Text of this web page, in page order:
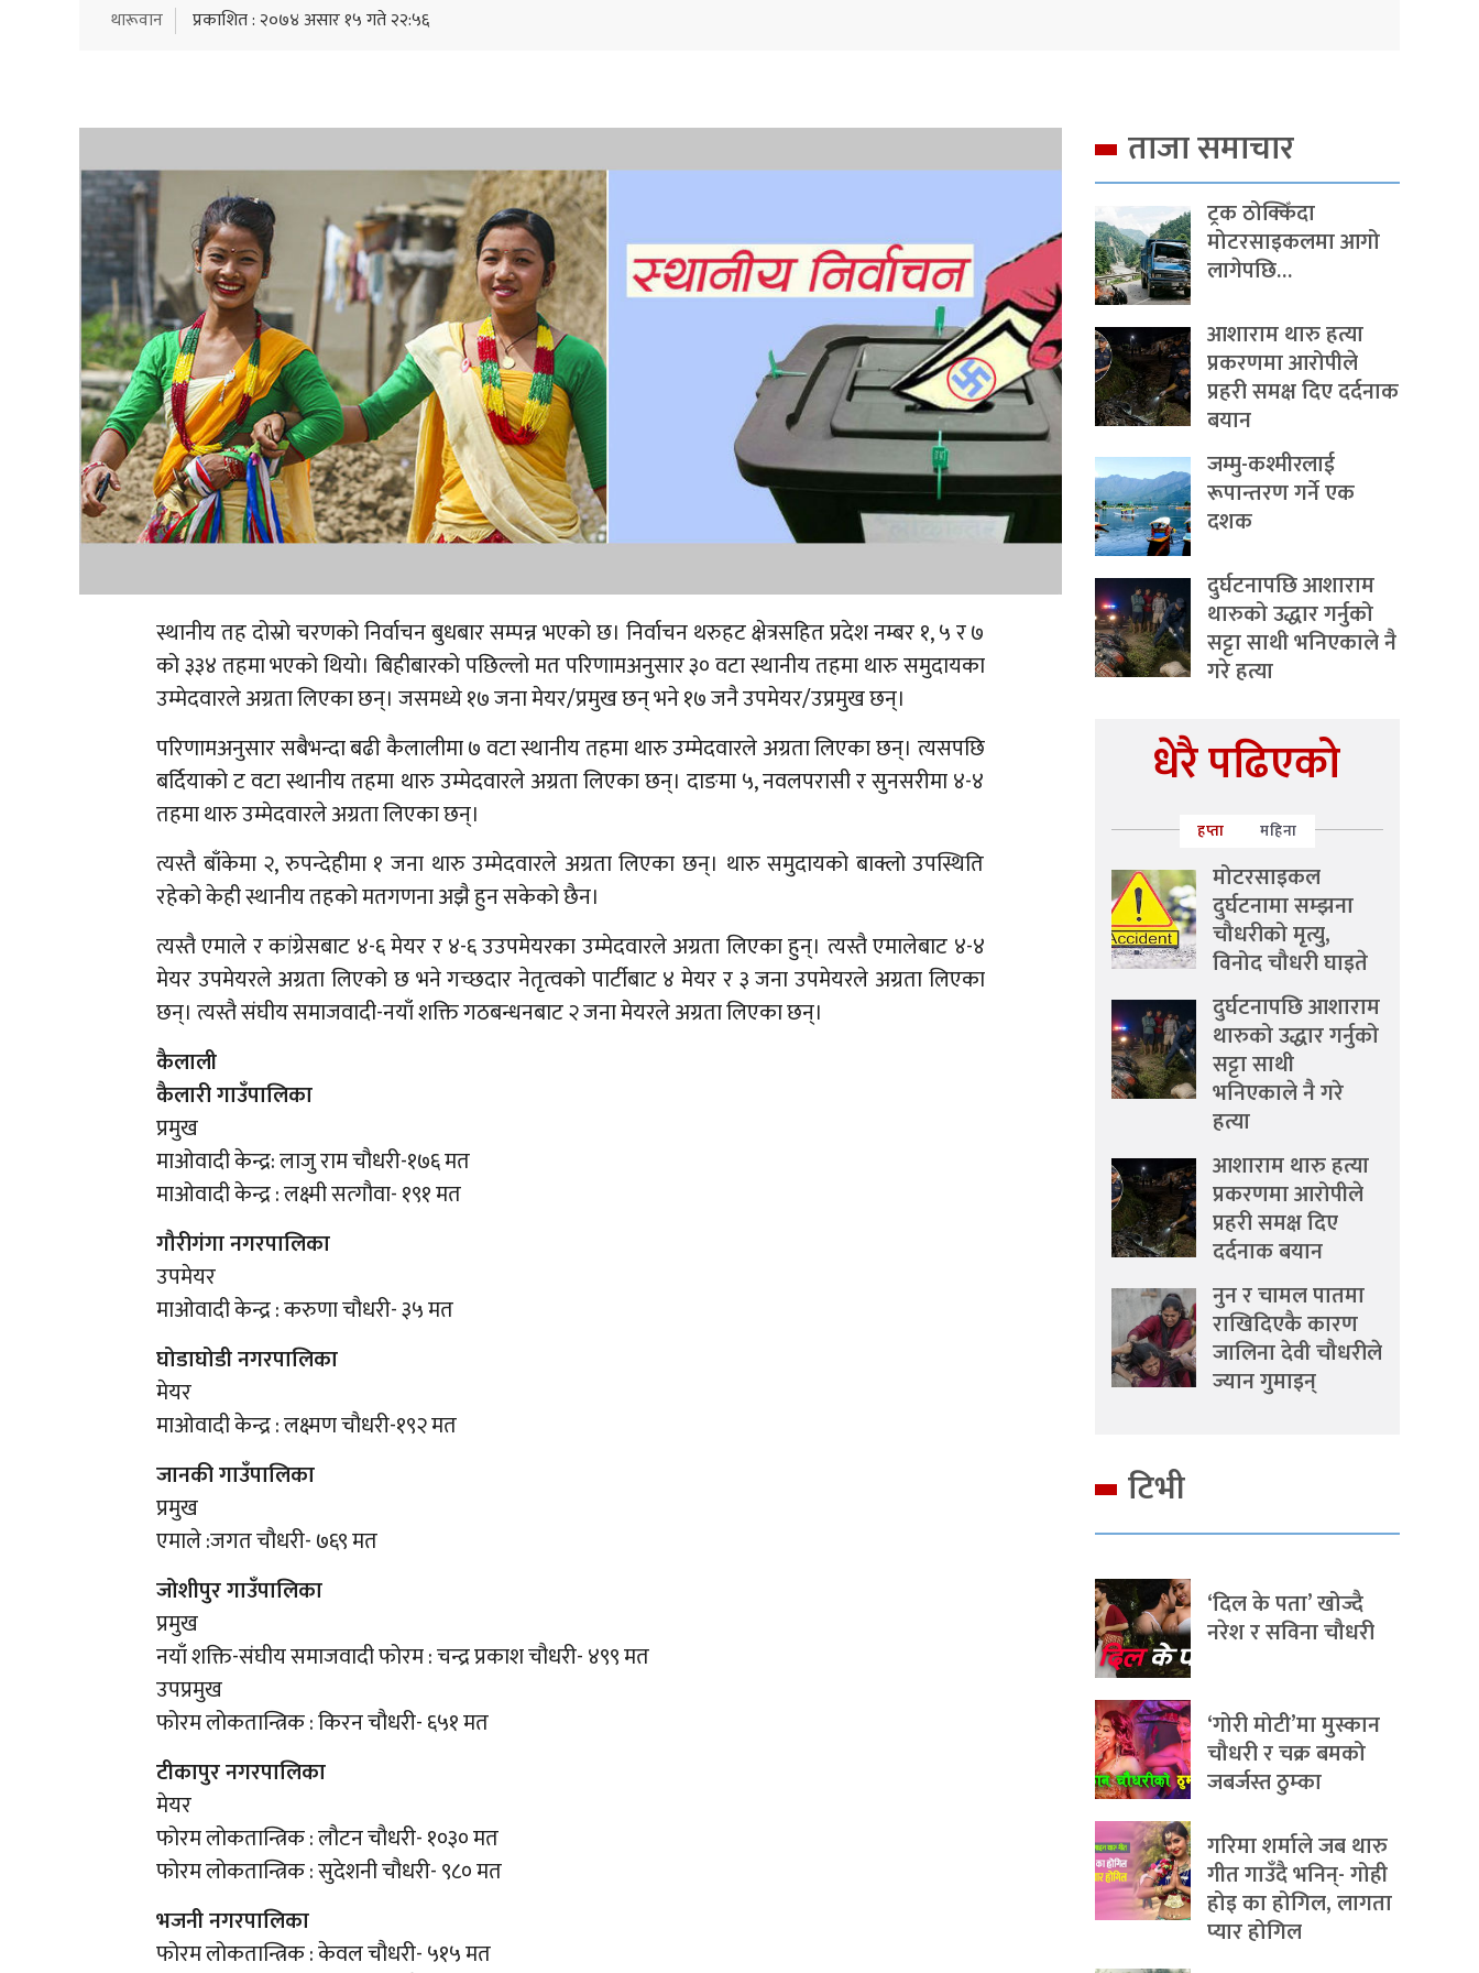
थारूवान प्रकाशित : २०७४ असार १५ गते २२:५६
स्थानीय तह दोस्रो चरणको निर्वाचन बुधबार सम्पन्न भएको छ। निर्वाचन थरुहट क्षेत्रसहित प्रदेश नम्बर १, ५ र ७
को ३३४ तहमा भएको थियो। बिहीबारको पछिल्लो मत परिणामअनुसार ३० वटा स्थानीय तहमा थारु समुदायका
उम्मेदवारले अग्रता लिएका छन्। जसमध्ये १७ जना मेयर/प्रमुख छन् भने १७ जनै उपमेयर/उप्रमुख छन्।
परिणामअनुसार सबैभन्दा बढी कैलालीमा ७ वटा स्थानीय तहमा थारु उम्मेदवारले अग्रता लिएका छन्। त्यसपछि
बर्दियाको ट वटा स्थानीय तहमा थारु उम्मेदवारले अग्रता लिएका छन्। दाङमा ५, नवलपरासी र सुनसरीमा ४-४
तहमा थारु उम्मेदवारले अग्रता लिएका छन्।
त्यस्तै बाँकेमा २, रुपन्देहीमा १ जना थारु उम्मेदवारले अग्रता लिएका छन्। थारु समुदायको बाक्लो उपस्थिति
रहेको केही स्थानीय तहको मतगणना अझै हुन सकेको छैन।
त्यस्तै एमाले र कांग्रेसबाट ४-६ मेयर र ४-६ उउपमेयरका उम्मेदवारले अग्रता लिएका हुन्। त्यस्तै एमालेबाट ४-४
मेयर उपमेयरले अग्रता लिएको छ भने गच्छदार नेतृत्वको पार्टीबाट ४ मेयर र ३ जना उपमेयरले अग्रता लिएका
छन्। त्यस्तै संघीय समाजवादी-नयाँ शक्ति गठबन्धनबाट २ जना मेयरले अग्रता लिएका छन्।
कैलाली
कैलारी गाउँपालिका
प्रमुख
माओवादी केन्द्र: लाजु राम चौधरी-१७६ मत
माओवादी केन्द्र : लक्ष्मी सत्गौवा- १९१ मत
गौरीगंगा नगरपालिका
उपमेयर
माओवादी केन्द्र : करुणा चौधरी- ३५ मत
घोडाघोडी नगरपालिका
मेयर
माओवादी केन्द्र : लक्ष्मण चौधरी-१९२ मत
जानकी गाउँपालिका
प्रमुख
एमाले :जगत चौधरी- ७६९ मत
जोशीपुर गाउँपालिका
प्रमुख
नयाँ शक्ति-संघीय समाजवादी फोरम : चन्द्र प्रकाश चौधरी- ४९९ मत
उपप्रमुख
फोरम लोकतान्त्रिक : किरन चौधरी- ६५१ मत
टीकापुर नगरपालिका
मेयर
फोरम लोकतान्त्रिक : लौटन चौधरी- १०३० मत
फोरम लोकतान्त्रिक : सुदेशनी चौधरी- ९८० मत
भजनी नगरपालिका
फोरम लोकतान्त्रिक : केवल चौधरी- ५१५ मत
ताजा समाचार
ट्रक ठोक्किँदा
मोटरसाइकलमा आगो
लागेपछि…
आशाराम थारु हत्या
प्रकरणमा आरोपीले
प्रहरी समक्ष दिए दर्दनाक
बयान
जम्मु-कश्मीरलाई
रूपान्तरण गर्ने एक
दशक
दुर्घटनापछि आशाराम
थारुको उद्धार गर्नुको
सट्टा साथी भनिएकाले नै
गरे हत्या
धेरै पढिएको
हप्ता महिना
मोटरसाइकल
दुर्घटनामा सम्झना
चौधरीको मृत्यु,
विनोद चौधरी घाइते
दुर्घटनापछि आशाराम
थारुको उद्धार गर्नुको
सट्टा साथी
भनिएकाले नै गरे
हत्या
आशाराम थारु हत्या
प्रकरणमा आरोपीले
प्रहरी समक्ष दिए
दर्दनाक बयान
नुन र चामल पातमा
राखिदिएकै कारण
जालिना देवी चौधरीले
ज्यान गुमाइन्
टिभी
‘दिल के पता’ खोज्दै
नरेश र सविना चौधरी
‘गोरी मोटी’मा मुस्कान
चौधरी र चक्र बमको
जबर्जस्त ठुम्का
गरिमा शर्माले जब थारु
गीत गाउँदै भनिन्- गोही
होइ का होगिल, लागता
प्यार होगिल